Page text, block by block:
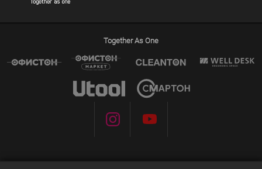
Together As One